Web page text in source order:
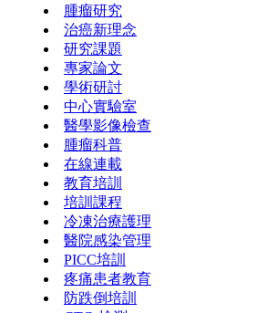
腫瘤研究
治癌新理念
研究課題
專家論文
學術研討
中心實驗室
醫學影像檢查
腫瘤科普
在線連載
教育培訓
培訓課程
冷凍治療護理
醫院感染管理
PICC培訓
疼痛患者教育
防跌倒培訓